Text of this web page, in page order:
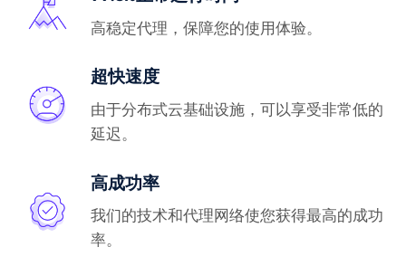
高稳定代理，保障您的使用体验。
超快速度
由于分布式云基础设施，可以享受非常低的
延迟。
高成功率
我们的技术和代理网络使您获得最高的成功
率。